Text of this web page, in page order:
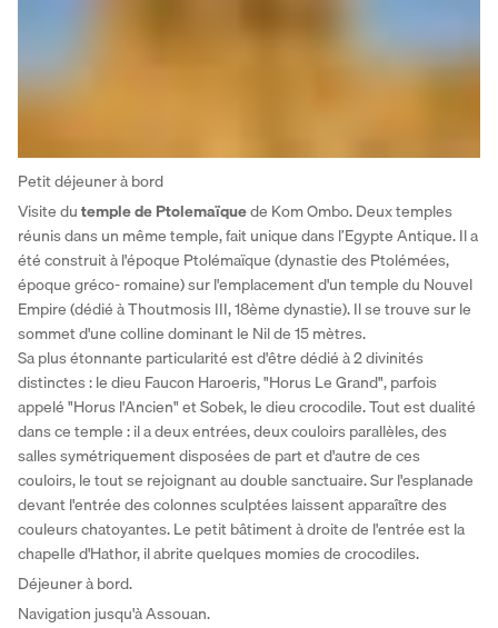
Petit déjeuner à bord
Visite du temple de Ptolemaïque de Kom Ombo. Deux temples
réunis dans un même temple, fait unique dans l’Egypte Antique. Il a
été construit à l'époque Ptolémaïque (dynastie des Ptolémées,
époque gréco- romaine) sur l'emplacement d'un temple du Nouvel
Empire (dédié à Thoutmosis III, 18ème dynastie). Il se trouve sur le
sommet d'une colline dominant le Nil de 15 mètres.
Sa plus étonnante particularité est d'être dédié à 2 divinités
distinctes : le dieu Faucon Haroeris, "Horus Le Grand", parfois
appelé "Horus l'Ancien" et Sobek, le dieu crocodile. Tout est dualité
dans ce temple : il a deux entrées, deux couloirs parallèles, des
salles symétriquement disposées de part et d'autre de ces
couloirs, le tout se rejoignant au double sanctuaire. Sur l'esplanade
devant l'entrée des colonnes sculptées laissent apparaître des
couleurs chatoyantes. Le petit bâtiment à droite de l'entrée est la
chapelle d'Hathor, il abrite quelques momies de crocodiles.
Déjeuner à bord.
Navigation jusqu'à Assouan.